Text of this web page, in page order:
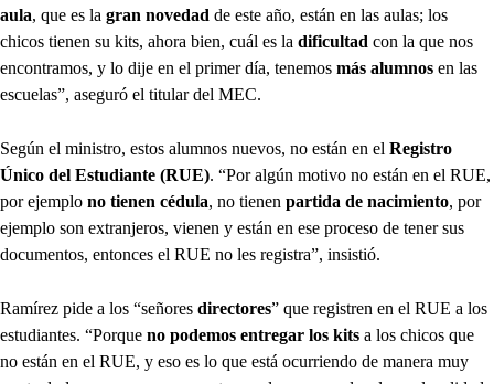
aula, que es la gran novedad de este año, están en las aulas; los
chicos tienen su kits, ahora bien, cuál es la dificultad con la que nos
encontramos, y lo dije en el primer día, tenemos más alumnos en las
escuelas”, aseguró el titular del MEC.
Según el ministro, estos alumnos nuevos, no están en el Registro
Único del Estudiante (RUE). “Por algún motivo no están en el RUE,
por ejemplo no tienen cédula, no tienen partida de nacimiento, por
ejemplo son extranjeros, vienen y están en ese proceso de tener sus
documentos, entonces el RUE no les registra”, insistió.
Ramírez pide a los “señores directores” que registren en el RUE a los
estudiantes. “Porque no podemos entregar los kits a los chicos que
no están en el RUE, y eso es lo que está ocurriendo de manera muy